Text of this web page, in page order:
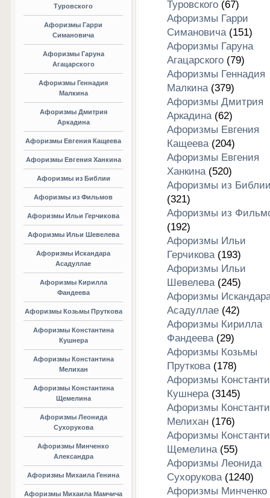
Туровского
Афоризмы Гарри
Симановича
Афоризмы Гаруна
Агацарского
Афоризмы Геннадия
Малкина
Афоризмы Дмитрия
Аркадина
Афоризмы Евгения Кащеева
Афоризмы Евгения Ханкина
Афоризмы из Библии
Афоризмы из Фильмов
Афоризмы Ильи Герчикова
Афоризмы Ильи Шевелева
Афоризмы Искандара
Асадуллае
Афоризмы Кирилла
Фандеева
Афоризмы Козьмы Пруткова
Афоризмы Константина
Кушнера
Афоризмы Константина
Мелихан
Афоризмы Константина
Щемелина
Афоризмы Леонида
Сухорукова
Афоризмы Минченко
Александра
Афоризмы Михаила Генина
Афоризмы Михаила Мамчича
Туровского(67)
Афоризмы Гарри
Симановича(151)
Афоризмы Гаруна
Агацарского(79)
Афоризмы Геннадия
Малкина(379)
Афоризмы Дмитрия
Аркадина(62)
Афоризмы Евгения
Кащеева(204)
Афоризмы Евгения
Ханкина(520)
Афоризмы из
(321)
Афоризмы из
(192)
Афоризмы Ильи
Герчикова(193)
Афоризмы Ильи
Шевелева(245)
Афоризмы
Асадуллае(42)
Афоризмы Кирилла
Фандеева(29)
Афоризмы Козьмы
Пруткова(178)
Афоризмы
Кушнера(3145)
Афоризмы
Мелихан(176)
Афоризмы
Щемелина(55)
Афоризмы Леонида
Сухорукова(1240)
Афоризмы Минченко